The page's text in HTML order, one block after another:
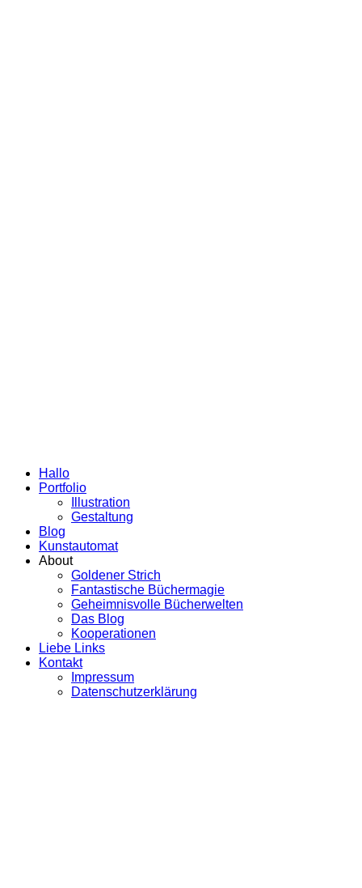
Hallo
Portfolio
Illustration
Gestaltung
Blog
Kunstautomat
About
Goldener Strich
Fantastische Büchermagie
Geheimnisvolle Bücherwelten
Das Blog
Kooperationen
Liebe Links
Kontakt
Impressum
Datenschutzerklärung